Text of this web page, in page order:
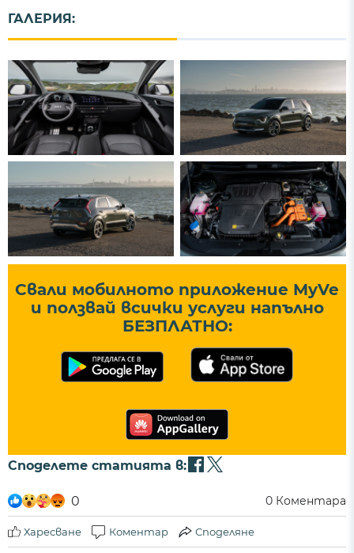
ГАЛЕРИЯ:
Свали мобилното приложение MyVe
и ползвай всички услуги напълно
БЕЗПЛАТНО:
Споделете статията в:
0 0 Коментара
Харесване Коментар Споделяне